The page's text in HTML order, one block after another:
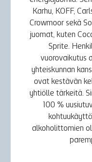
Karhu, KOFF,
Crowmoor sekä
juomat, kuten
Sprite.
vuorovaikutus
yhteiskunnan
ovat kestävän
yhtiölle tärkeitä.
100 %
alkoholittomien